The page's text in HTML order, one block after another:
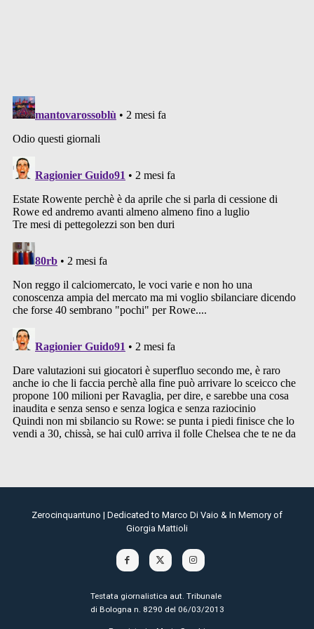
Zerocinquantuno | Dedicated to Marco Di Vaio & In Memory of
Giorgia Mattioli
Testata giornalistica aut. Tribunale
di Bologna n. 8290 del 06/03/2013